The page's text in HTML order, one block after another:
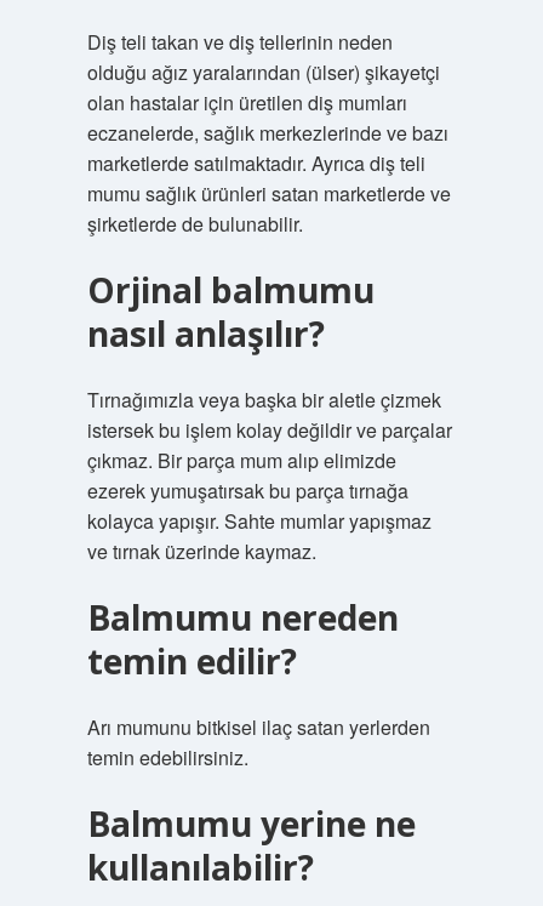
Diş teli takan ve diş tellerinin neden
olduğu ağız yaralarından (ülser) şikayetçi
olan hastalar için üretilen diş mumları
eczanelerde, sağlık merkezlerinde ve bazı
marketlerde satılmaktadır. Ayrıca diş teli
mumu sağlık ürünleri satan marketlerde ve
şirketlerde de bulunabilir.
Orjinal balmumu
nasıl anlaşılır?
Tırnağımızla veya başka bir aletle çizmek
istersek bu işlem kolay değildir ve parçalar
çıkmaz. Bir parça mum alıp elimizde
ezerek yumuşatırsak bu parça tırnağa
kolayca yapışır. Sahte mumlar yapışmaz
ve tırnak üzerinde kaymaz.
Balmumu nereden
temin edilir?
Arı mumunu bitkisel ilaç satan yerlerden
temin edebilirsiniz.
Balmumu yerine ne
kullanılabilir?